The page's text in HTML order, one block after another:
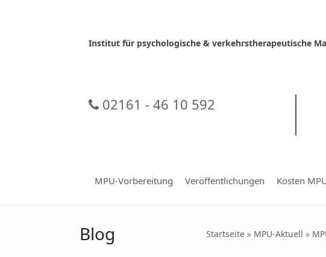
Institut für psychologische & verkehrstherapeutische
02161 - 46 10 592
MPU-Vorbereitung Veröffentlichungen Kosten
Blog Startseite » MPU-Aktuell »